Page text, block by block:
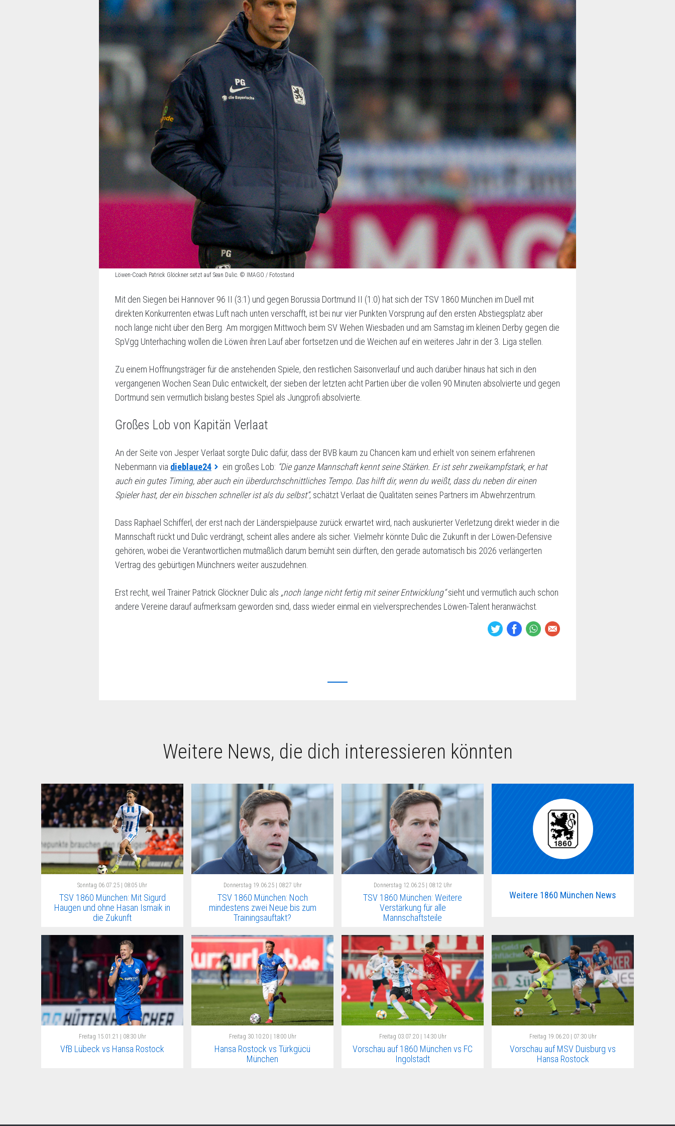
Löwen-Coach Patrick Glöckner setzt auf Sean Dulic. © IMAGO / Fotostand
Mit den Siegen bei Hannover 96 II (3:1) und gegen Borussia Dortmund II (1:0) hat sich der TSV 1860 München im Duell mit
direkten Konkurrenten etwas Luft nach unten verschafft, ist bei nur vier Punkten Vorsprung auf den ersten Abstiegsplatz aber
noch lange nicht über den Berg. Am morgigen Mittwoch beim SV Wehen Wiesbaden und am Samstag im kleinen Derby gegen die
SpVgg Unterhaching wollen die Löwen ihren Lauf aber fortsetzen und die Weichen auf ein weiteres Jahr in der 3. Liga stellen.
Zu einem Hoffnungsträger für die anstehenden Spiele, den restlichen Saisonverlauf und auch darüber hinaus hat sich in den
vergangenen Wochen Sean Dulic entwickelt, der sieben der letzten acht Partien über die vollen 90 Minuten absolvierte und gegen
Dortmund sein vermutlich bislang bestes Spiel als Jungprofi absolvierte.
Großes Lob von Kapitän Verlaat
An der Seite von Jesper Verlaat sorgte Dulic dafür, dass der BVB kaum zu Chancen kam und erhielt von seinem erfahrenen
Nebenmann via dieblaue24 ein großes Lob: “Die ganze Mannschaft kennt seine Stärken. Er ist sehr zweikampfstark, er hat
auch ein gutes Timing, aber auch ein überdurchschnittliches Tempo. Das hilft dir, wenn du weißt, dass du neben dir einen
Spieler hast, der ein bisschen schneller ist als du selbst“, schätzt Verlaat die Qualitäten seines Partners im Abwehrzentrum.
Dass Raphael Schifferl, der erst nach der Länderspielpause zurück erwartet wird, nach auskurierter Verletzung direkt wieder in die
Mannschaft rückt und Dulic verdrängt, scheint alles andere als sicher. Vielmehr könnte Dulic die Zukunft in der Löwen-Defensive
gehören, wobei die Verantwortlichen mutmaßlich darum bemüht sein dürften, den gerade automatisch bis 2026 verlängerten
Vertrag des gebürtigen Münchners weiter auszudehnen.
Erst recht, weil Trainer Patrick Glöckner Dulic als „noch lange nicht fertig mit seiner Entwicklung“sieht und vermutlich auch schon
andere Vereine darauf aufmerksam geworden sind, dass wieder einmal ein vielversprechendes Löwen-Talent heranwächst.
Weitere News, die dich interessieren könnten
Sonntag 06.07.25 | 08:05 Uhr
TSV 1860 München: Mit Sigurd
Haugen und ohne Hasan Ismaik in
die Zukunft
Donnerstag 19.06.25 | 08:27 Uhr
TSV 1860 München: Noch
mindestens zwei Neue bis zum
Trainingsauftakt?
Donnerstag 12.06.25 | 08:12 Uhr
TSV 1860 München: Weitere
Verstärkung für alle
Mannschaftsteile
Weitere 1860 München News
Freitag 15.01.21 | 08:30 Uhr
VfB Lübeck vs Hansa Rostock
Freitag 30.10.20 | 18:00 Uhr
Hansa Rostock vs Türkgücü
München
Freitag 03.07.20 | 14:30 Uhr
Vorschau auf 1860 München vs FC
Ingolstadt
Freitag 19.06.20 | 07:30 Uhr
Vorschau auf MSV Duisburg vs
Hansa Rostock